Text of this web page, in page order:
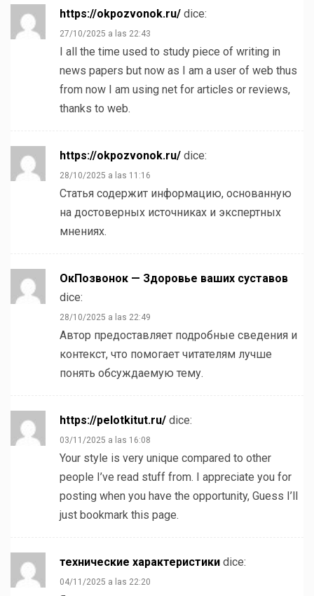
https://okpozvonok.ru/ dice:
27/10/2025 a las 22:43
I all the time used to study piece of writing in
news papers but now as I am a user of web thus
from now I am using net for articles or reviews,
thanks to web.
https://okpozvonok.ru/ dice:
28/10/2025 a las 11:16
Статья содержит информацию, основанную
на достоверных источниках и экспертных
мнениях.
ОкПозвонок — Здоровье ваших суставов
dice:
28/10/2025 a las 22:49
Автор предоставляет подробные сведения и
контекст, что помогает читателям лучше
понять обсуждаемую тему.
https://pelotkitut.ru/ dice:
03/11/2025 a las 16:08
Your style is very unique compared to other
people I’ve read stuff from. I appreciate you for
posting when you have the opportunity, Guess I’ll
just bookmark this page.
технические характеристики dice:
04/11/2025 a las 22:20